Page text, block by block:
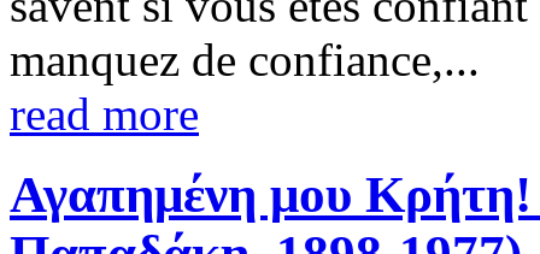
manquez de confiance,...
read more
Αγαπημένη μου